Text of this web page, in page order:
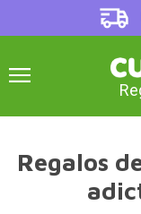
Regalos